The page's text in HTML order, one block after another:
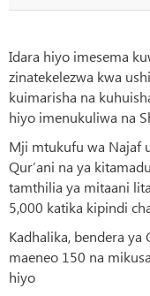
Idara hiyo imesema
zinatekelezwa kwa
kuimarisha na
hiyo imenukuliwa na
Mji mtukufu wa Najaf
Qur’ani na ya
tamthilia ya mitaani
5,000 katika kipindi
Kadhalika, bendera
maeneo 150 na
hiyo